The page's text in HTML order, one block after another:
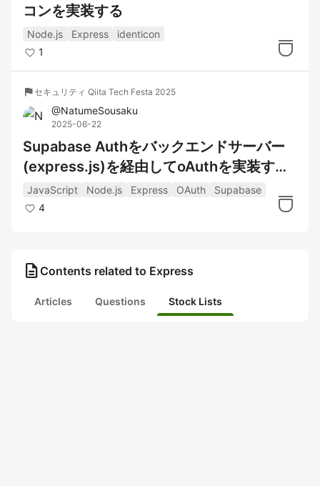
コンを実装する
Node.js Express
identicon
1
flag セキュリティ Qiita Tech Festa 2025
@NatumeSousaku
2025-06-22
Supabase Authをバックエンドサーバー
(express.js)を経由してoAuthを実装する
方法
JavaScript Node.js Express OAuth
Supabase
4
description Contents related to Express
Articles Questions Stock Lists